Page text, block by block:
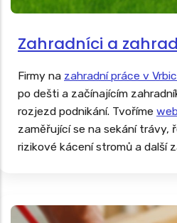
Zahradníci a
Firmy na zahradní práce v
po dešti a začínajícím
rozjezd podnikání. Tvoříme
zaměřující se na sekání trávy,
rizikové kácení stromů a další